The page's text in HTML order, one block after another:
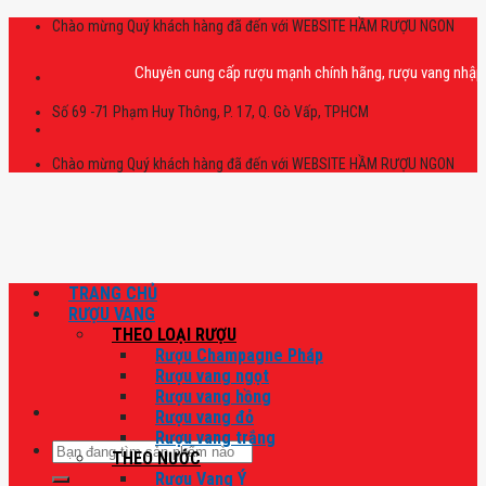
Skip
Chào mừng Quý khách hàng đã đến với WEBSITE HẦM RƯỢU NGON
Chuyên cung cấp rượu mạnh chính hãng, rượu vang nhập khẩu
Số 69 -71 Phạm Huy Thông, P. 17, Q. Gò Vấp, TPHCM
Chào mừng Quý khách hàng đã đến với WEBSITE HẦM RƯỢU NGON
Tìm
kiếm:
TRANG CHỦ
RƯỢU VANG
THEO LOẠI RƯỢU
Rượu Champagne Pháp
Rượu vang ngọt
Rượu vang hồng
Rượu vang đỏ
Rượu vang trắng
THEO NƯỚC
Rượu Vang Ý